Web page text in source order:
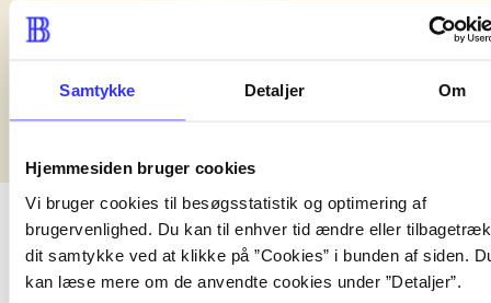
Samtykke Detaljer Om
Hjemmesiden bruger cookies
Vi bruger cookies til besøgsstatistik og optimering af
brugervenlighed. Du kan til enhver tid ændre eller
dit samtykke ved at klikke på ”Cookies” i bunden af siden.
kan læse mere om de anvendte cookies under ”Detaljer”.
lorem ipsum dolor sit
Series consists of [! unknown label: label-